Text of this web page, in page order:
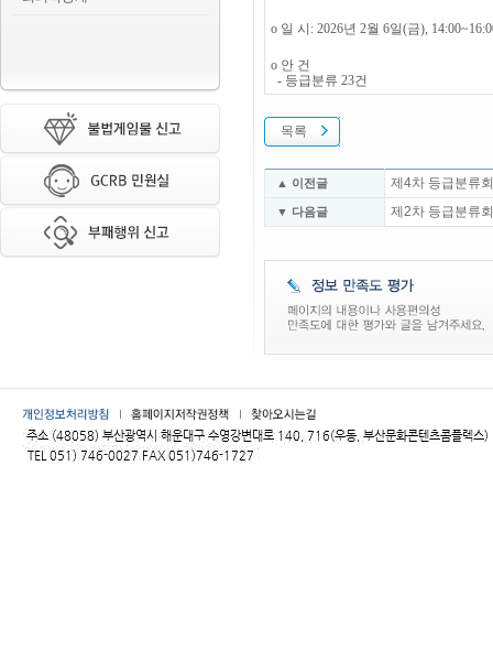
o 일 시: 2026년 2월 6일(금),
o 안 건
- 등급분류 23건
목록
▲ 이전글 제4차 등급분류
▼ 다음글 제2차 등급분류